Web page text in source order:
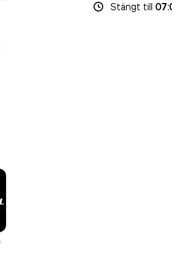
Stängt till